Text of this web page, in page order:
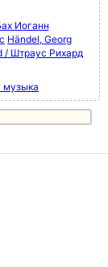
Иоганн
Händel, Georg
/ Штраус Рихард
музыка